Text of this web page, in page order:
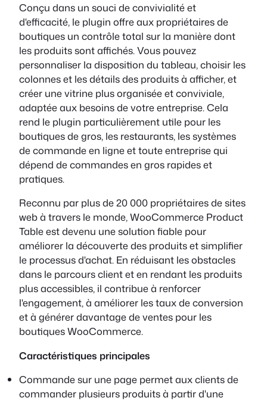
Conçu dans un souci de convivialité et
d'efficacité, le plugin offre aux propriétaires de
boutiques un contrôle total sur la manière dont
les produits sont affichés. Vous pouvez
personnaliser la disposition du tableau, choisir les
colonnes et les détails des produits à afficher, et
créer une vitrine plus organisée et conviviale,
adaptée aux besoins de votre entreprise. Cela
rend le plugin particulièrement utile pour les
boutiques de gros, les restaurants, les systèmes
de commande en ligne et toute entreprise qui
dépend de commandes en gros rapides et
pratiques.
Reconnu par plus de 20 000 propriétaires de sites
web à travers le monde, WooCommerce Product
Table est devenu une solution fiable pour
améliorer la découverte des produits et simplifier
le processus d'achat. En réduisant les obstacles
dans le parcours client et en rendant les produits
plus accessibles, il contribue à renforcer
l'engagement, à améliorer les taux de conversion
et à générer davantage de ventes pour les
boutiques WooCommerce.
Caractéristiques principales
Commande sur une page permet aux clients de
commander plusieurs produits à partir d'une